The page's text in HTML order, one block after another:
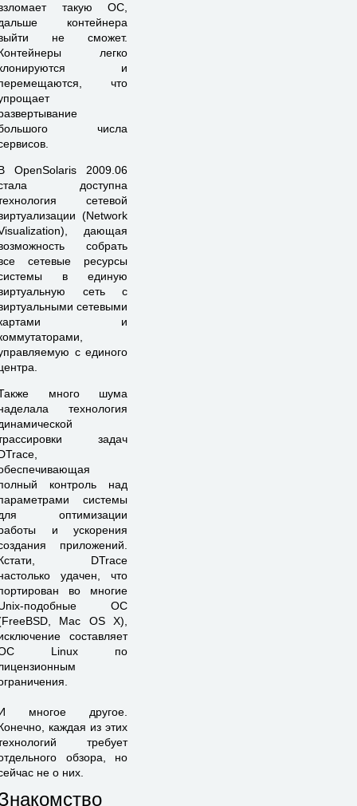
такую ОС,
контейнера
не сможет.
легко
и
что
числа
OpenSolaris 2009.06
доступна
сетевой
(Network
дающая
собрать
сетевые ресурсы
в единую
сеть с
сетевыми
и
с единого
много шума
технология
задач
контроль над
системы
оптимизации
и ускорения
приложений.
DTrace
удачен, что
во многие
подобные ОС
Mac OS X),
составляет
Linux по
многое другое.
каждая из этих
требует
обзора, но
не о них.